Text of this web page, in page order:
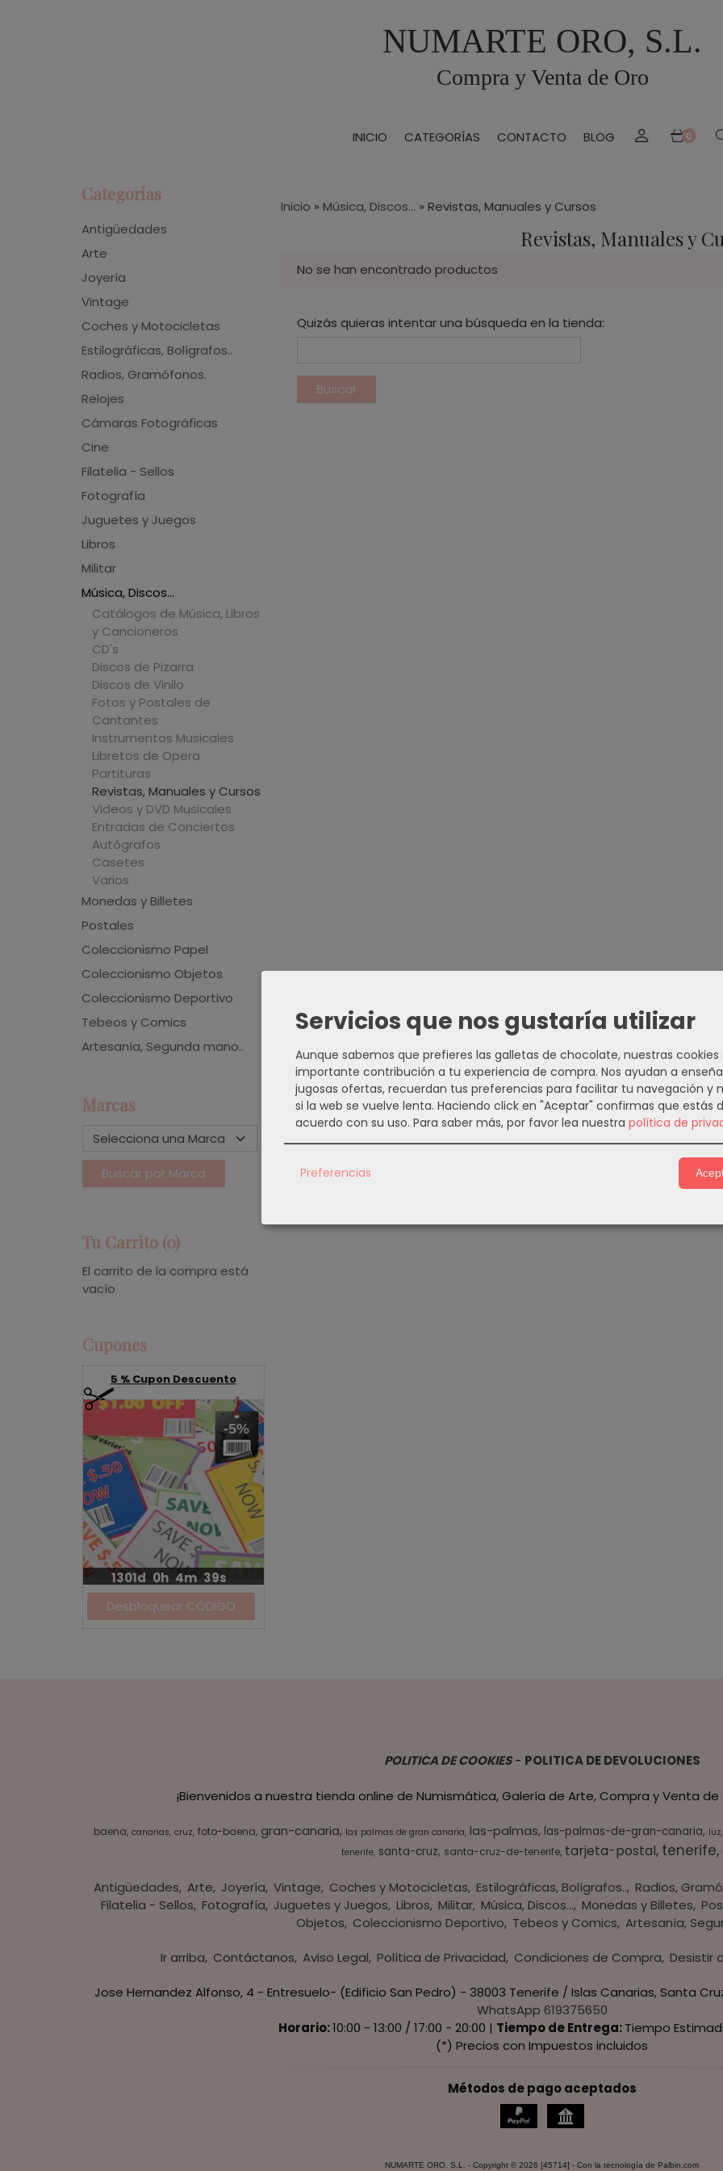
NUMARTE ORO, S.L.
Compra y Venta de Oro
INICIO CATEGORÍAS CONTACTO BLOG 0
Categorías
Antigüedades
Arte
Joyería
Vintage
Coches y Motocicletas
Estilográficas, Bolígrafos..
Radios, Gramófonos.
Relojes
Cámaras Fotográficas
Cine
Filatelia - Sellos
Fotografía
Juguetes y Juegos
Libros
Militar
Música, Discos...
Catálogos de Música, Libros
y Cancioneros
CD's
Discos de Pizarra
Discos de Vinilo
Fotos y Postales de
Cantantes
Instrumentos Musicales
Libretos de Opera
Partituras
Revistas, Manuales y Cursos
Videos y DVD Musicales
Entradas de Conciertos
Autógrafos
Casetes
Varios
Monedas y Billetes
Postales
Coleccionismo Papel
Coleccionismo Objetos
Coleccionismo Deportivo
Tebeos y Comics
Artesanía, Segunda mano..
Marcas
Tu Carrito (0)
El carrito de la compra está
vacío
Cupones
5 % Cupon Descuento
-5%
1301d 0h 4m 39s
Inicio » Música, Discos... » Revistas, Manuales y Cursos
Revistas, Manuales y
No se han encontrado productos
Quizás quieras intentar una búsqueda en la tienda:
POLITICA DE COOKIES- POLITICA DE DEVOLUCIONES
¡Bienvenidos a nuestra tienda online de Numismática, Galería de Arte, Compra y Venta
baena canarias cruz foto-baena gran-canaria las palmas de gran canaria las-palmas las-palmas-de-gran-canaria luz
tenerife santa-cruz santa-cruz-de-tenerife tarjeta-postal tenerife
Antigüedades Arte Joyería Vintage Coches y Motocicletas Estilográficas, Bolígrafos.. Radios,
Filatelia - Sellos Fotografía Juguetes y Juegos Libros Militar Música, Discos... Monedas y Billetes
Objetos Coleccionismo Deportivo Tebeos y Comics Artesanía,
Ir arriba Contáctanos Aviso Legal Política de Privacidad Condiciones de Compra Desistir
Jose Hernandez Alfonso, 4 - Entresuelo- (Edificio San Pedro) - 38003 Tenerife / Islas Canarias, Santa
WhatsApp 619375650
Horario:10:00 - 13:00 / 17:00 - 20:00 | Tiempo de Entrega:Tiempo
(*) Precios con Impuestos incluidos
Métodos de pago aceptados
NUMARTE ORO, S.L. - Copyright © 2026 [45714] - Con la tecnología de Palbin.com
Servicios que nos gustaría utilizar
Aunque sabemos que prefieres las galletas de chocolate, nuestras cookies
importante contribución a tu experiencia de compra. Nos ayudan a
jugosas ofertas, recuerdan tus preferencias para facilitar tu navegación y
si la web se vuelve lenta. Haciendo click en "Aceptar" confirmas que estás
acuerdo con su uso. Para saber más, por favor lea nuestra política de
Preferencias